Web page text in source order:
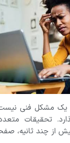
مشکل فنی
تحقیقات
از چند ثانیه،